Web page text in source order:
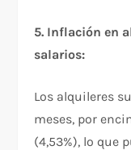
5. Inflación en
salarios:
Los alquileres
meses, por
(4,53%), lo que